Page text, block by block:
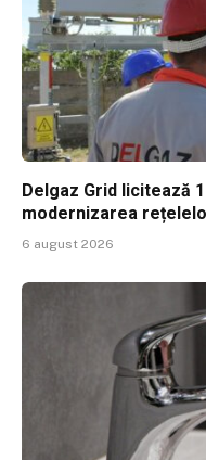
Delgaz Grid licitează
modernizarea
6 august 2026